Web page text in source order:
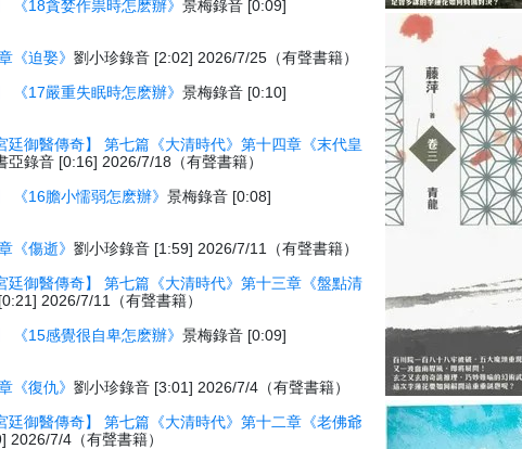
《18貪婪作祟時怎麽辦》景梅錄音 [0:09]
《迫娶》劉小珍錄音 [2:02] 2026/7/25（有聲書籍）
《17嚴重失眠時怎麽辦》景梅錄音 [0:10]
廷御醫傳奇】 第七篇《大清時代》第十四章《末代皇
亞錄音 [0:16] 2026/7/18（有聲書籍）
《16膽小懦弱怎麽辦》景梅錄音 [0:08]
《傷逝》劉小珍錄音 [1:59] 2026/7/11（有聲書籍）
廷御醫傳奇】 第七篇《大清時代》第十三章《盤點清
2026/7/11（有聲書籍）
《15感覺很自卑怎麽辦》景梅錄音 [0:09]
《復仇》劉小珍錄音 [3:01] 2026/7/4（有聲書籍）
廷御醫傳奇】 第七篇《大清時代》第十二章《老佛爺
2026/7/4（有聲書籍）